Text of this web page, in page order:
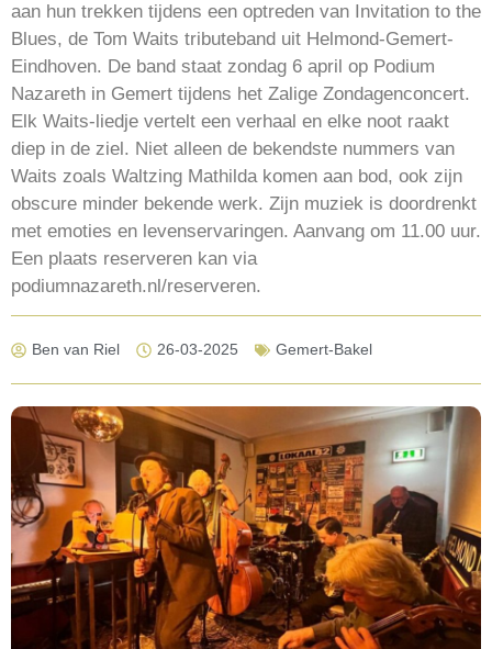
aan hun trekken tijdens een optreden van Invitation to the
Blues, de Tom Waits tributeband uit Helmond-Gemert-
Eindhoven. De band staat zondag 6 april op Podium
Nazareth in Gemert tijdens het Zalige Zondagenconcert.
Elk Waits-liedje vertelt een verhaal en elke noot raakt
diep in de ziel. Niet alleen de bekendste nummers van
Waits zoals Waltzing Mathilda komen aan bod, ook zijn
obscure minder bekende werk. Zijn muziek is doordrenkt
met emoties en levenservaringen. Aanvang om 11.00 uur.
Een plaats reserveren kan via
podiumnazareth.nl/reserveren.
Ben van Riel 26-03-2025 Gemert-Bakel